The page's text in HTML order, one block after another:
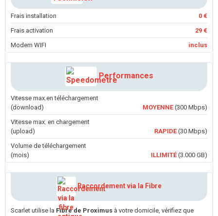
Frais installation
0 €
Frais activation
29 €
Modem WIFI
inclus
Performances
Vitesse max.en téléchargement
(download)
MOYENNE(300 Mbps)
Vitesse max. en chargement
(upload)
RAPIDE(30 Mbps)
Volume de téléchargement
(mois)
ILLIMITÉ(3.000 GB)
Raccordement via la Fibre
Scarlet utilise la Fibre de Proximus à votre domicile, vérifiez que